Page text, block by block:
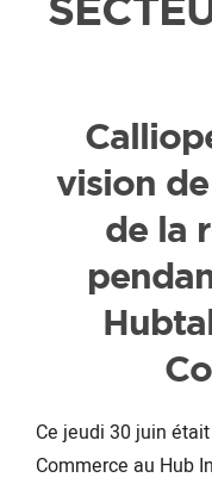
vision
de la
Ce jeudi 30 juin
Commerce au Hub